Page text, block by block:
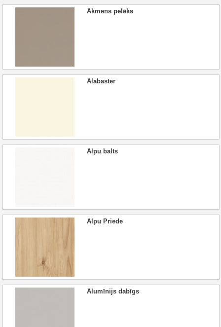
Akmens pelēks
Alabaster
Alpu balts
Alpu Priede
Alumīnijs dabīgs